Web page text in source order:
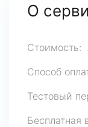
О
Стоимость:
Способ
Тестовый
Бесплатная